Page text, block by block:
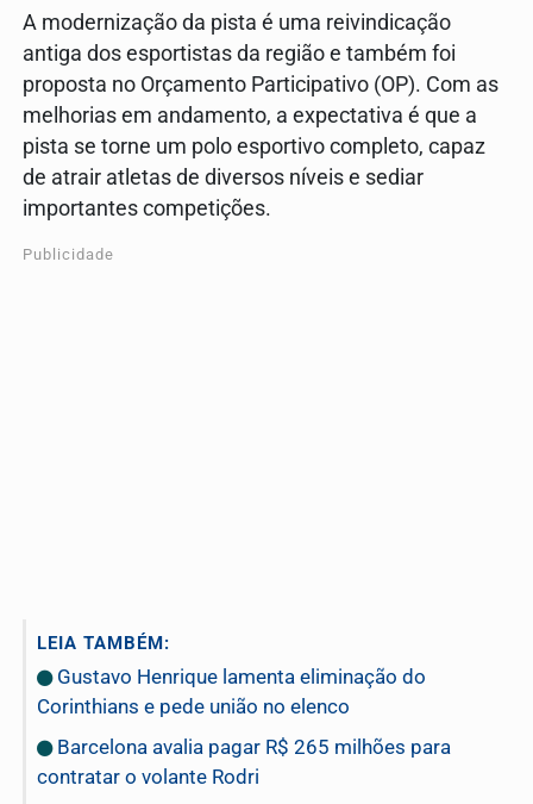
A modernização da pista é uma reivindicação
antiga dos esportistas da região e também foi
proposta no Orçamento Participativo (OP). Com as
melhorias em andamento, a expectativa é que a
pista se torne um polo esportivo completo, capaz
de atrair atletas de diversos níveis e sediar
importantes competições.
Publicidade
LEIA TAMBÉM:
Gustavo Henrique lamenta eliminação do
Corinthians e pede união no elenco
Barcelona avalia pagar R$ 265 milhões para
contratar o volante Rodri